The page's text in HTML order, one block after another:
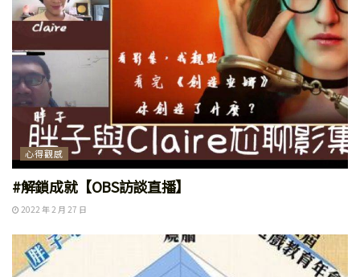
心得觀感
#解鎖成就【OBS訪談直播】
2022 年 2 月 27 日